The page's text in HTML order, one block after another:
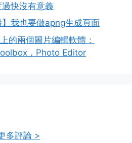
快沒有意義
】我也要做apng生成頁面
的兩個圖片編輯軟體：
，Photo Editor
多評論 >